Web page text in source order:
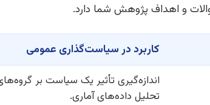
و اهداف پژوهش شما دارد.
کاربرد در سیاست‌گذاری عمومی
اندازه‌گیری تأثیر یک سیاست بر
تحلیل داده‌های آماری.